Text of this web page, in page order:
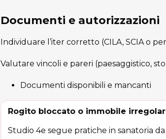
Documenti e autorizzazioni
Individuare l’iter corretto (CILA, SCIA o
Valutare vincoli e pareri (paesaggistico,
Documenti disponibili e mancanti
Rogito bloccato o immobile
Studio 4e segue pratiche in sanatoria